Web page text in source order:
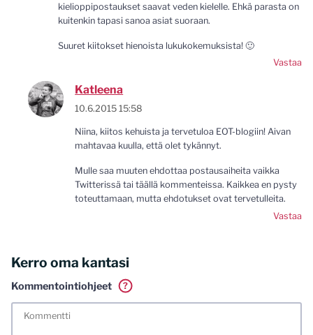
kielioppipostaukset saavat veden kielelle. Ehkä parasta on
kuitenkin tapasi sanoa asiat suoraan.
Suuret kiitokset hienoista lukukokemuksista! 🙂
Vastaa
Katleena
10.6.2015 15:58
Niina, kiitos kehuista ja tervetuloa EOT-blogiin! Aivan
mahtavaa kuulla, että olet tykännyt.
Mulle saa muuten ehdottaa postausaiheita vaikka
Twitterissä tai täällä kommenteissa. Kaikkea en pysty
toteuttamaan, mutta ehdotukset ovat tervetulleita.
Vastaa
Kerro oma kantasi
Kommentointiohjeet
?
meiliosoitteen. Minua ja mielipiteitäni saa ilman muuta